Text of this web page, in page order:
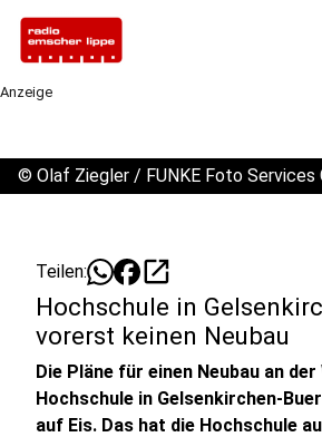
Anzeige
© Olaf Ziegler / FUNKE Foto Services
Teilen: open_in_new
Hochschule in
vorerst keinen Neubau
Die Pläne für einen Neubau an
Hochschule in Gelsenkirchen-
auf Eis. Das hat die Hochschule